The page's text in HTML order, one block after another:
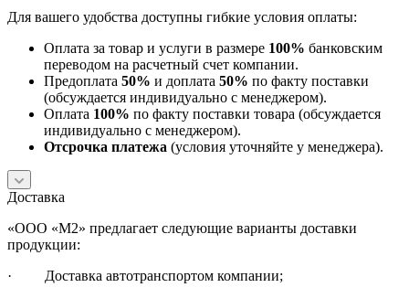
Для вашего удобства доступны гибкие условия оплаты:
Оплата за товар и услуги в размере 100% банковским
переводом на расчетный счет компании.
Предоплата 50% и доплата 50% по факту поставки
(обсуждается индивидуально с менеджером).
Оплата 100% по факту поставки товара (обсуждается
индивидуально с менеджером).
Отсрочка платежа (условия уточняйте у менеджера).
Доставка
«ООО «М2» предлагает следующие варианты доставки
продукции:
· Доставка автотранспортом компании;